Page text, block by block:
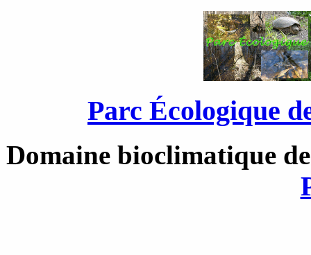
Parc Écologique
Domaine bioclimatique